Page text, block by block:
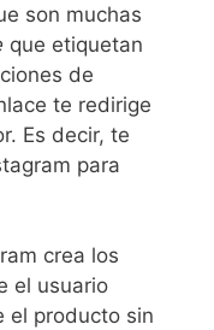
son muchas
que etiquetan
de
te redirige
Es decir, te
para
crea los
el usuario
el producto sin